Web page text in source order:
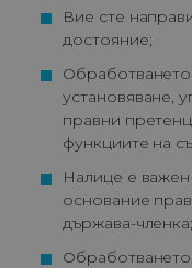
Вие сте
достояние;
установяване,
правни
функциите на
Налице е
основание
държава-членка;